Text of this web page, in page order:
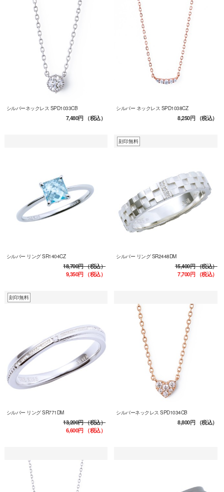
シルバーネックレス SPD1033CB
7,480円（税込）
シルバー ネックレス SPD1038CZ
8,250円（税込）
シルバー リング SR1404CZ
18,700円（税込）
9,350円（税込）
刻印無料
シルバー リング SR2448DM
15,400円（税込）
7,700円（税込）
刻印無料
シルバー リング SR771DM
13,200円（税込）
6,600円（税込）
シルバーネックレス SPD1034CB
8,800円（税込）